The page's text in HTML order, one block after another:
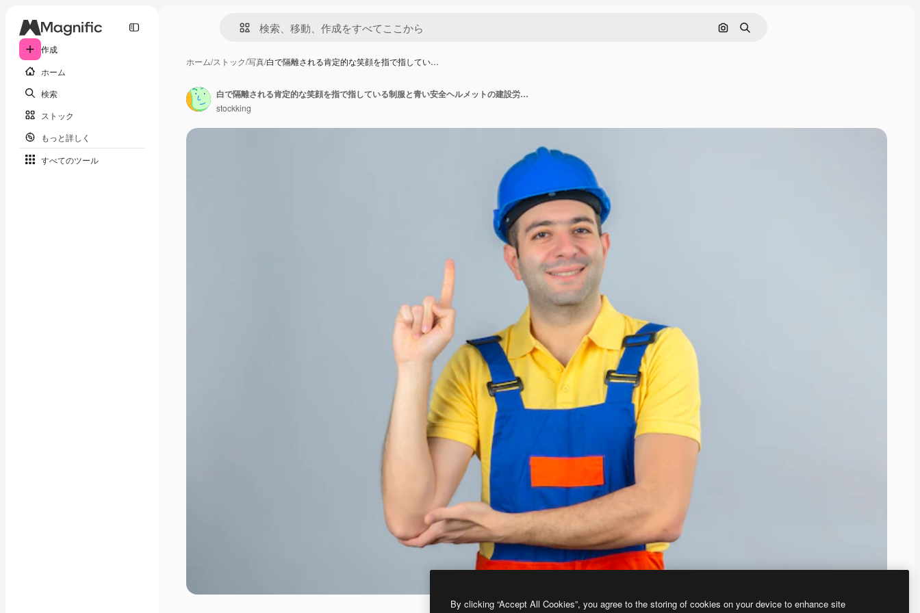
作成
ホーム
検索
ストック
もっと詳しく
すべてのツール
画像で検索
検索
ホーム/ストック/写真/白で隔離される肯定的な笑顔を指で指してい…
白で隔離される肯定的な笑顔を指で指している制服と青い安全ヘルメットの建設労働者
stockking
By clicking “Accept All Cookies”, you agree to the storing of cookies on your device to enhance site